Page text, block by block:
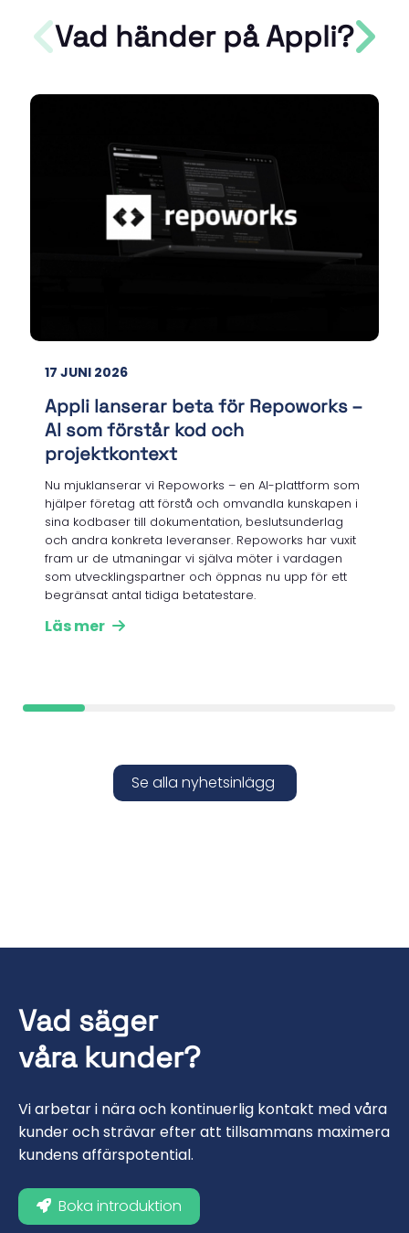
Vad händer på Appli?
17 JUNI 2026
Appli lanserar beta för Repoworks –
AI som förstår kod och
projektkontext
Nu mjuklanserar vi Repoworks – en AI-plattform som
hjälper företag att förstå och omvandla kunskapen i
sina kodbaser till dokumentation, beslutsunderlag
och andra konkreta leveranser. Repoworks har vuxit
fram ur de utmaningar vi själva möter i vardagen
som utvecklingspartner och öppnas nu upp för ett
begränsat antal tidiga betatestare.
Läs mer
Se alla nyhetsinlägg
Vad säger
våra kunder?
Vi arbetar i nära och kontinuerlig kontakt med våra
kunder och strävar efter att tillsammans maximera
kundens affärspotential.
Boka introduktion